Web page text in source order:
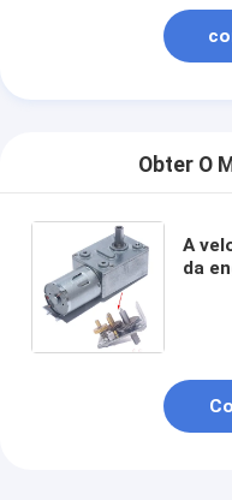
Obter O
A
da